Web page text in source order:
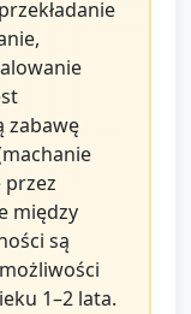
zabawę
przez
między
są
1–2 lata.